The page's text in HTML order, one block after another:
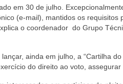
em 30 de julho.
(e-mail), mantidos os requisitos
o coordenador do Grupo
ainda em julho, a “Cartilha
do direito ao voto,